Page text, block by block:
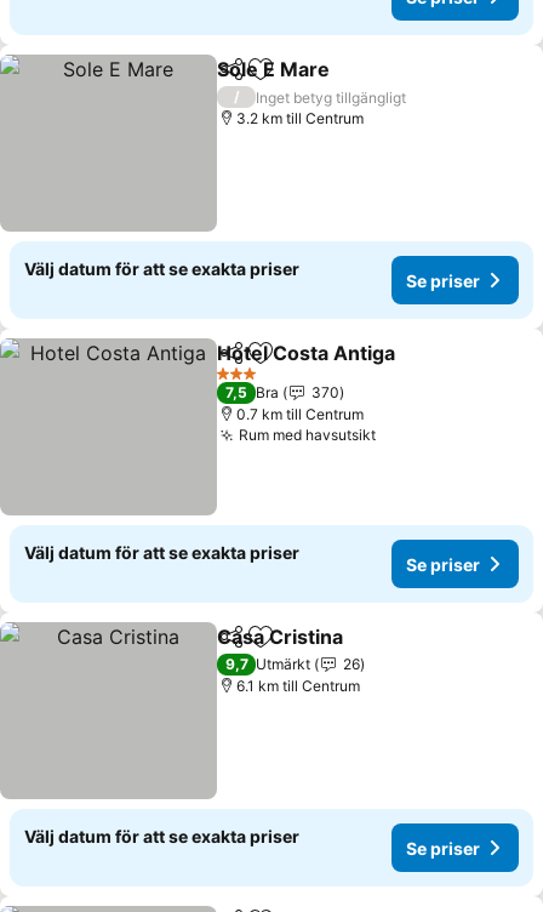
Dela Lägg till i Mina Favoriter
Sole E Mare
/
Inget betyg tillgängligt
3.2 km till Centrum
Välj datum för att se exakta priser
Se priser
Dela Lägg till i Mina Favoriter
Hotel Costa Antiga
3 Stjärnor
7,5 Bra
370
0.7 km till Centrum
Rum med havsutsikt
Välj datum för att se exakta priser
Se priser
Dela Lägg till i Mina Favoriter
Casa Cristina
9,7 Utmärkt
26
6.1 km till Centrum
Välj datum för att se exakta priser
Se priser